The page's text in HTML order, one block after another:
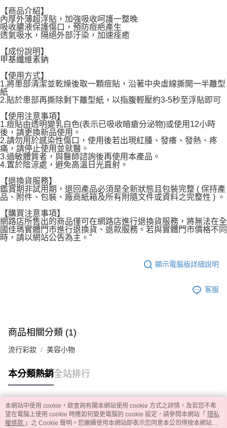
【商品介紹】
內厚外薄超浮貼，加強吸收呵護一整晚
吸收膿液保護傷口，預防痘疤產生
透氣吸水，隔絕外部汙染，加速痊癒
【成份說明】
甲基纖維素鈉
【使用方式】
1.將患部清潔並乾燥後取一顆痘貼，沿著中央虛線撕開一半離型
紙
2.貼於患部再撕除剩下離型紙，以指腹輕壓約3-5秒至浮貼即可
【使用注意事項】
1.痘貼由透明變乳白色(表示已吸收暗瘡分泌物)或使用12小時
後，請更換新品使用。
2.請勿用於感染性傷口，使用後若出現紅腫、發癢、發熱、疼
痛，請停止使用並就醫。
3.過敏體質者，與醫師諮詢後再使用本產品。
4.置於陰涼處，避免高溫日光直射。
【退換貨服務】
鑑賞期非試用期，退回產品必須是全新狀態且包裝完整 ( 保持產
品、附件、包裝、廠商紙箱及所有附隨文件或資料之完整性 ) 。
【購買注意事項】
網路店所售出的商品僅可在網路店進行退換貨服務，將無法在全
國佳瑪實體門市進行退換貨、退款服務。若與實體門市價格不同
時，請以網站公告為主。"
顯示電腦版詳細說明
客服
商品相關分類 (1)
流行彩妝 美容小物
本分類熱銷全站排行
熱門標籤
本網站中使用 cookie，欲查詢有關本網站使用 cookie 方式之詳情，及若您不希
望在電腦上使用 cookie 時應如何變更電腦的 cookie 設定，請參閱本網站「 隱私
權條款 」之 Cookie 聲明。您繼續使用本網站即表示您同意本公司得按本網站使